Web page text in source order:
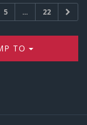
5 … 22
TO